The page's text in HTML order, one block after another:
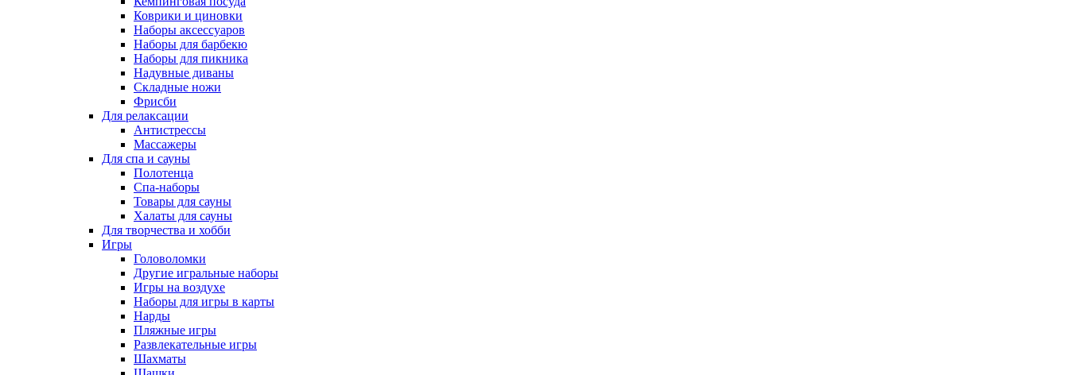
Коврики и циновки
Наборы аксессуаров
Наборы для барбекю
Наборы для пикника
Надувные диваны
Складные ножи
Фрисби
Для релаксации
Антистрессы
Массажеры
Для спа и сауны
Полотенца
Спа-наборы
Товары для сауны
Халаты для сауны
Для творчества и хобби
Игры
Головоломки
Другие игральные наборы
Игры на воздухе
Наборы для игры в карты
Нарды
Пляжные игры
Развлекательные игры
Шахматы